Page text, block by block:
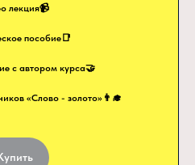
лекция📹
пособие📑
с автором курса🤝
«Слово - золото»👨‍🎓